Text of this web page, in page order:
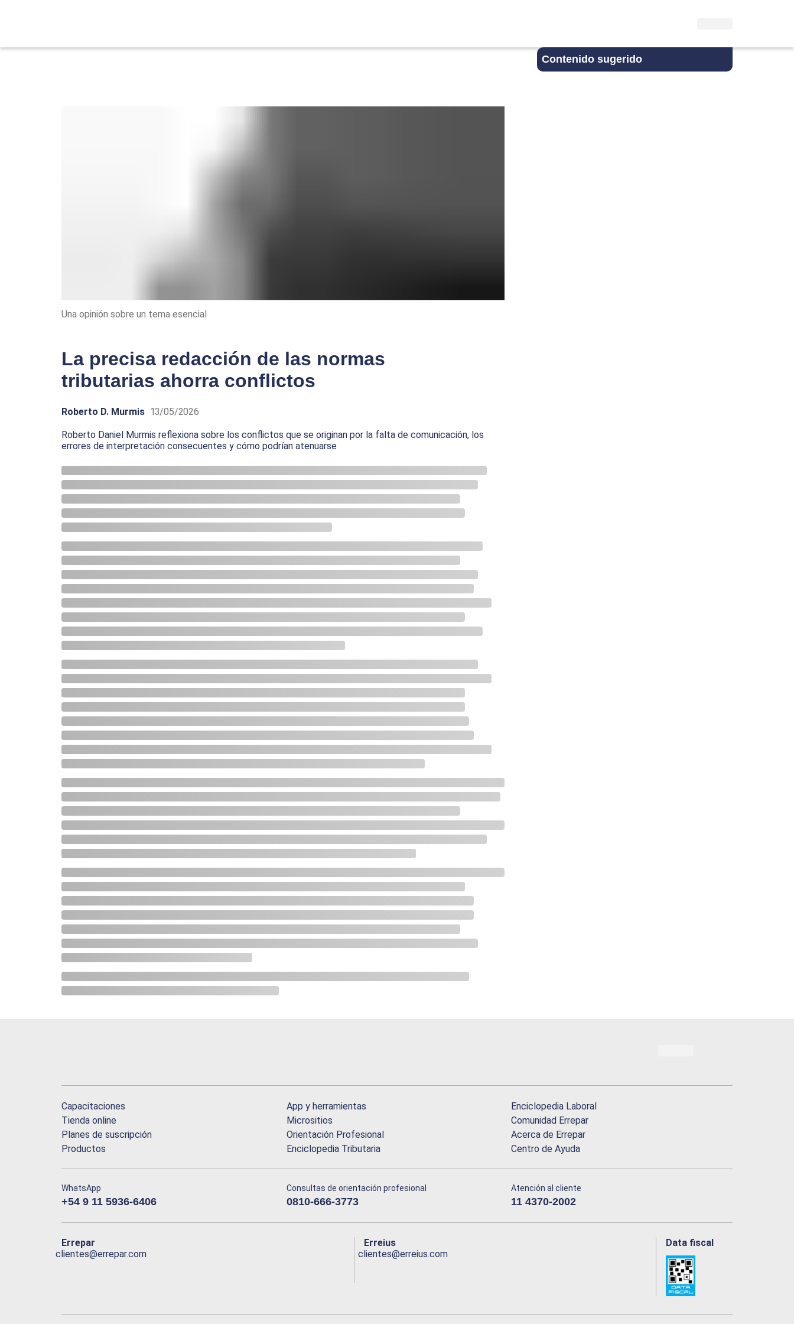
Contenido sugerido
Una opinión sobre un tema esencial
La precisa redacción de las normas
tributarias ahorra conflictos
Roberto D. Murmis 13/05/2026
Roberto Daniel Murmis reflexiona sobre los conflictos que se originan por la falta de comunicación, los
errores de interpretación consecuentes y cómo podrían atenuarse
Capacitaciones
Tienda online
Planes de suscripción
Productos
App y herramientas
Micrositios
Orientación Profesional
Enciclopedia Tributaria
Enciclopedia Laboral
Comunidad Errepar
Acerca de Errepar
Centro de Ayuda
WhatsApp
+54 9 11 5936-6406
Consultas de orientación profesional
0810-666-3773
Atención al cliente
11 4370-2002
Errepar
clientes@errepar.com
Erreius
clientes@erreius.com
Data fiscal